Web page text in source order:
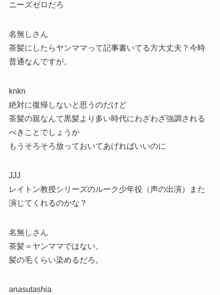
ニーズゼロだろ
名無しさん
茶髪にしたらヤンママって記事書いてる方大丈夫？今時
普通なんですが。
knkn
絶対に復帰しないと思うのだけど
茶髪の親なんて黒髪より多い時代にわざわざ強調される
べきことでしょうか
もうそろそろ放っておいてあげればいいのに
JJJ
レイトン教授シリーズのルーク少年役（声の出演）また
演じてくれるのかな？
名無しさん
茶髪＝ヤンママではない。
髪の毛くらい染めるだろ。
anasutashia